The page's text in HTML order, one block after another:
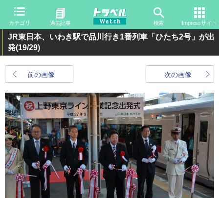
カテゴリ 過去記事 検索 Impressサイト
JR東日本、いわき駅で品川行き1番列車「ひたち2号」が出
発(19/29)
前の画像 次の画像